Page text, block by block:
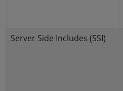
Server Side Includes (SSI)